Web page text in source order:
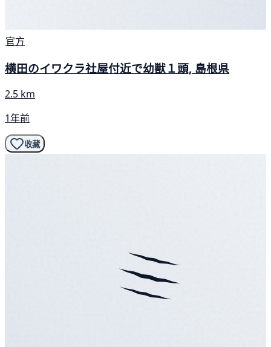
官方
横田のイワクラ社屋付近で幼獣１頭, 島根県
2.5 km
1年前
收藏